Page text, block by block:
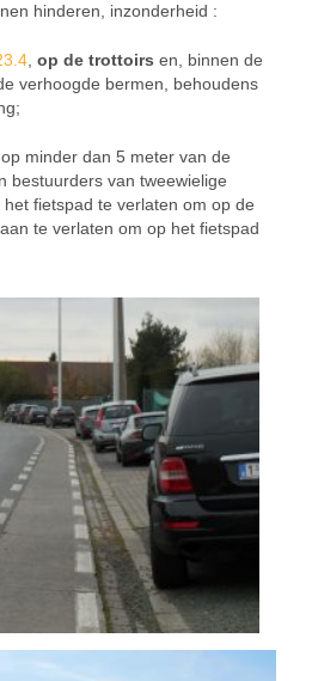
hinderen, inzonderheid :
op de trottoirs en, binnen de
verhoogde bermen, behoudens
minder dan 5 meter van de
bestuurders van tweewielige
fietspad te verlaten om op de
te verlaten om op het fietspad